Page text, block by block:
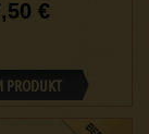
€
PRODUKT